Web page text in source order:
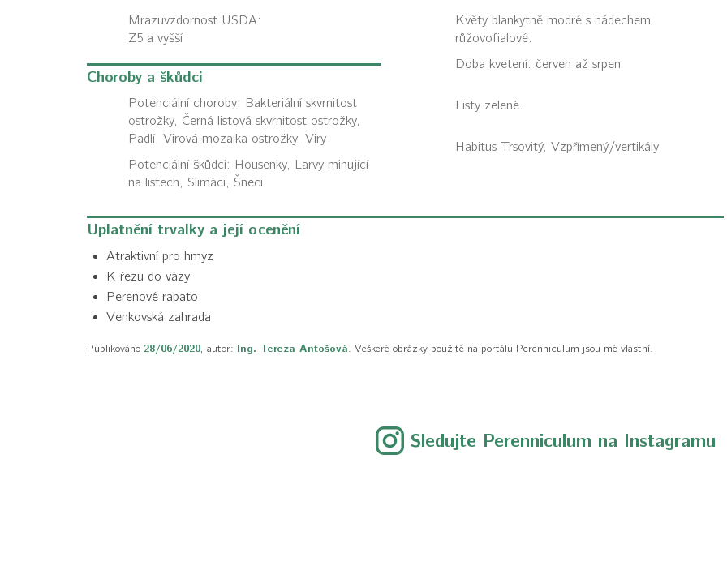
Mrazuvzdornost USDA:
Z5 a vyšší
Choroby a škůdci
Potenciální choroby: Bakteriální skvrnitost
ostrožky, Černá listová skvrnitost ostrožky,
Padlí, Virová mozaika ostrožky, Viry
Potenciální škůdci: Housenky, Larvy minující
na listech, Slimáci, Šneci
Květy blankytně modré s nádechem
růžovofialové.
Doba kvetení: červen až srpen
Listy zelené.
Habitus Trsovitý, Vzpřímený/vertikály
Uplatnění trvalky a její ocenění
Atraktivní pro hmyz
K řezu do vázy
Perenové rabato
Venkovská zahrada
Publikováno 28/06/2020, autor: Ing. Tereza Antošová. Veškeré obrázky použité na portálu Perenniculum jsou mé vlastní.
Sledujte Perenniculum na Instagramu